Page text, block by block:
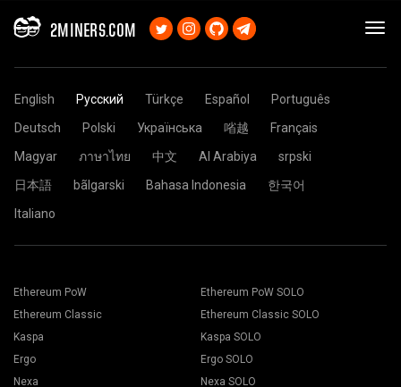
2MINERS.COM
English Русский Türkçe Español
Português
Deutsch
Polski Українська 㗂越
Français
Magyar
ภาษาไทย 中文 Al Arabiya
srpski
日本語
bãlgarski Bahasa Indonesia
한국어
Italiano
Ethereum PoW
Ethereum Classic
Kaspa
Ergo
Nexa
Ethereum PoW SOLO
Ethereum Classic SOLO
Kaspa SOLO
Ergo SOLO
Nexa SOLO